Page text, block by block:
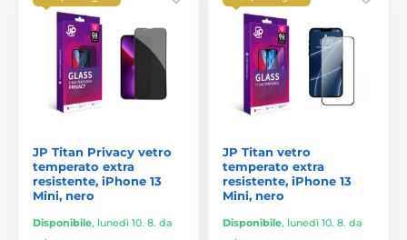
JP Titan Privacy vetro
temperato extra
resistente, iPhone 13
Mini, nero
Disponibile, lunedì 10. 8. da
JP Titan vetro
temperato extra
resistente, iPhone 13
Mini, nero
Disponibile, lunedì 10. 8. da